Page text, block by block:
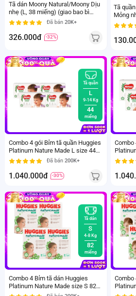
Tã dán Moony Natural/Moony Dịu
nhẹ (L, 38 miếng) (giao bao bì
ngẫu nhiên)
Đã bán 20K+
326.000đ -32%
Tã
Mỏng
Tã quần
L
9-14 Kg
44
miếng
Combo 4 gói Bỉm tã quần Huggies
Platinum Nature Made L size 44
miếng (9-14kg)Đã bán 200K+
1.040.000đ -30%
Combo
26
Tã dán
S
4-8 Kg
82
miếng
Combo 4 Bỉm tã dán Huggies
Platinum Nature Made size S 82
miếng (4-8kg) - Giao bao bì ngẫu
Combo
miếng